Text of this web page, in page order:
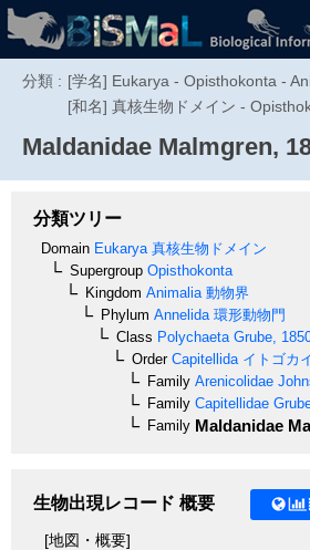
分類 : [学名] Eukarya - Opisthokonta -
[和名] 真核生物ドメイン -
Maldanidae Malmgren,
分類ツリー
Domain Eukarya 真核生物ドメイン
Supergroup Opisthokonta
Kingdom Animalia 動物界
Phylum Annelida 環形動物門
Class Polychaeta Grube,
OrderCapitellida イトゴカ
Family Arenicolidae
Family Capitellidae
Family Maldanidae
生物出現レコード 概要
[地図・概要]